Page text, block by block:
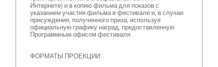
Интернете) и в копию фильма для показов с
указанием участия фильма в фестивале и, в случае
присуждения, полученного приза, используя
официальную графику наград, предоставленную
Программным офисом фестиваля.
ФОРМАТЫ ПРОЕКЦИИ